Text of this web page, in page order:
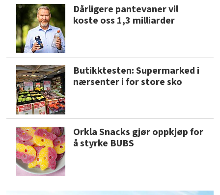
Dårligere pantevaner vil
koste oss 1,3 milliarder
Butikktesten: Supermarked i
nærsenter i for store sko
Orkla Snacks gjør oppkjøp for
å styrke BUBS